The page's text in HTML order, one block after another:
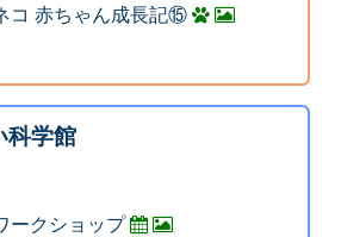
コ 赤ちゃん成長記⑮
科学館
ークショップ